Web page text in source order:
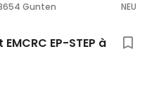
Gunten NEU
EP-STEP à